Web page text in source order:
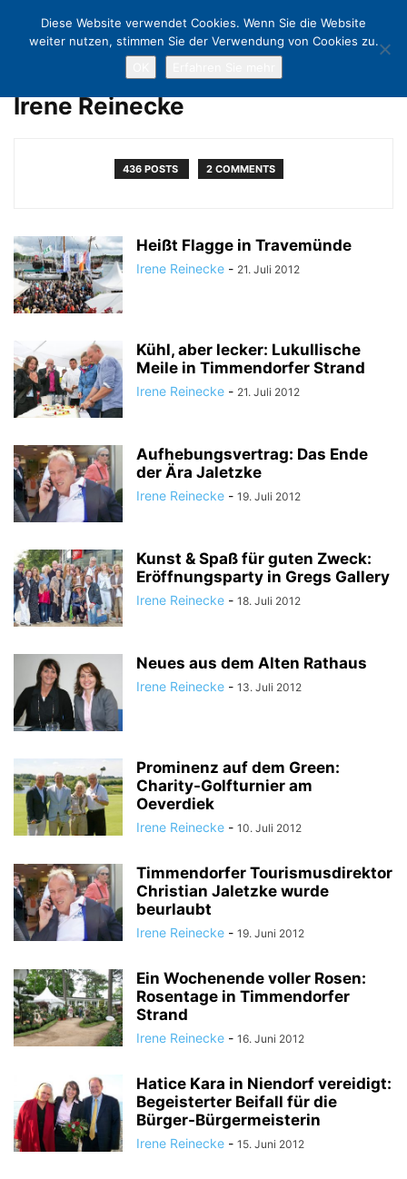
Irene Reinecke
436 POSTS 2 COMMENTS
Heißt Flagge in Travemünde
Irene Reinecke - 21. Juli 2012
Kühl, aber lecker: Lukullische
Meile in Timmendorfer Strand
Irene Reinecke - 21. Juli 2012
Aufhebungsvertrag: Das Ende
der Ära Jaletzke
Irene Reinecke - 19. Juli 2012
Kunst & Spaß für guten Zweck:
Eröffnungsparty in Gregs Gallery
Irene Reinecke - 18. Juli 2012
Neues aus dem Alten Rathaus
Irene Reinecke - 13. Juli 2012
Prominenz auf dem Green:
Charity-Golfturnier am
Oeverdiek
Irene Reinecke - 10. Juli 2012
Timmendorfer Tourismusdirektor
Christian Jaletzke wurde
beurlaubt
Irene Reinecke - 19. Juni 2012
Ein Wochenende voller Rosen:
Rosentage in Timmendorfer
Strand
Irene Reinecke - 16. Juni 2012
Hatice Kara in Niendorf vereidigt:
Begeisterter Beifall für die
Bürger-Bürgermeisterin
Irene Reinecke - 15. Juni 2012
Diese Website verwendet Cookies. Wenn Sie die Website
weiter nutzen, stimmen Sie der Verwendung von Cookies zu.